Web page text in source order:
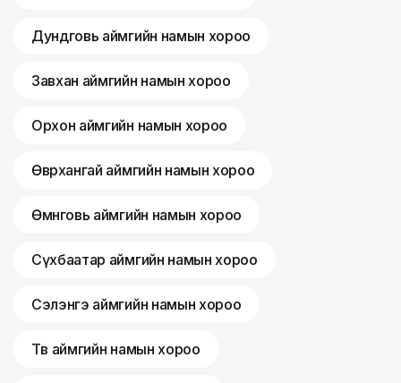
Дундговь аймгийн намын хороо
Завхан аймгийн намын хороо
Орхон аймгийн намын хороо
Өвөрхангай аймгийн намын хороо
Өмнөговь аймгийн намын хороо
Сүхбаатар аймгийн намын хороо
Сэлэнгэ аймгийн намын хороо
Төв аймгийн намын хороо